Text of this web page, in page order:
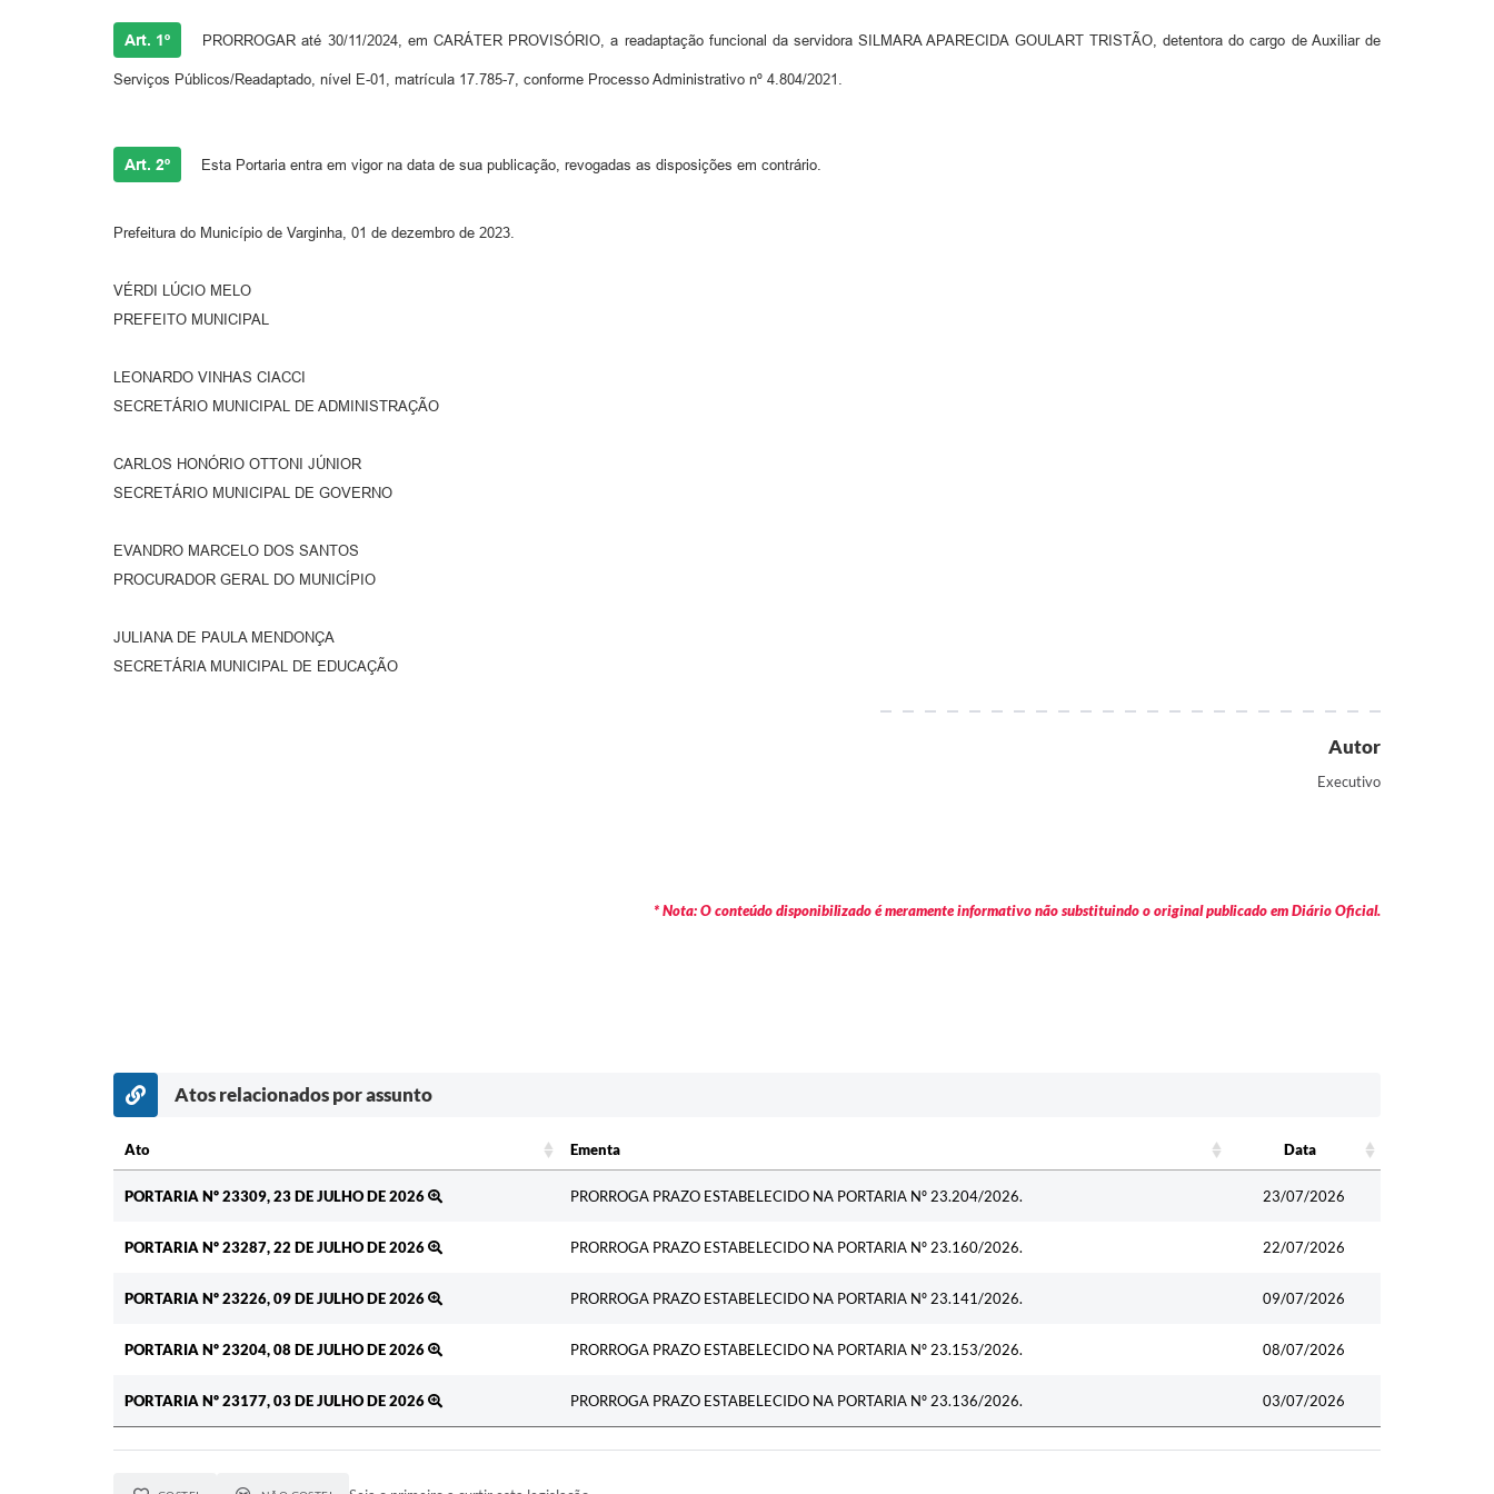
Art. 1º PRORROGAR até 30/11/2024, em CARÁTER PROVISÓRIO, a readaptação funcional da servidora SILMARA APARECIDA GOULART TRISTÃO, detentora do cargo de Auxiliar de
Serviços Públicos/Readaptado, nível E-01, matrícula 17.785-7, conforme Processo Administrativo nº 4.804/2021.
Art. 2º Esta Portaria entra em vigor na data de sua publicação, revogadas as disposições em contrário.
Prefeitura do Município de Varginha, 01 de dezembro de 2023.
VÉRDI LÚCIO MELO
PREFEITO MUNICIPAL
LEONARDO VINHAS CIACCI
SECRETÁRIO MUNICIPAL DE ADMINISTRAÇÃO
CARLOS HONÓRIO OTTONI JÚNIOR
SECRETÁRIO MUNICIPAL DE GOVERNO
EVANDRO MARCELO DOS SANTOS
PROCURADOR GERAL DO MUNICÍPIO
JULIANA DE PAULA MENDONÇA
SECRETÁRIA MUNICIPAL DE EDUCAÇÃO
Autor
Executivo
* Nota: O conteúdo disponibilizado é meramente informativo não substituindo o original publicado em Diário Oficial.
Atos relacionados por assunto
Ato Ementa
Data
PORTARIA Nº 23309, 23 DE JULHO DE 2026
PRORROGA PRAZO ESTABELECIDO NA PORTARIA Nº 23.204/2026. 23/07/2026
PORTARIA Nº 23287, 22 DE JULHO DE 2026 PRORROGA PRAZO ESTABELECIDO NA PORTARIA Nº 23.160/2026. 22/07/2026
PORTARIA Nº 23226, 09 DE JULHO DE 2026 PRORROGA PRAZO ESTABELECIDO NA PORTARIA Nº 23.141/2026. 09/07/2026
PORTARIA Nº 23204, 08 DE JULHO DE 2026 PRORROGA PRAZO ESTABELECIDO NA PORTARIA Nº 23.153/2026. 08/07/2026
PORTARIA Nº 23177, 03 DE JULHO DE 2026 PRORROGA PRAZO ESTABELECIDO NA PORTARIA Nº 23.136/2026. 03/07/2026